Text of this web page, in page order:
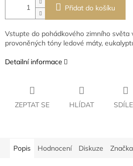
Přidat do košíku
Vstupte do pohádkového zimního světa
provoněných tóny ledové máty,
Detailní informace
ZEPTAT SE HLÍDAT
Popis Hodnocení Diskuze Značka